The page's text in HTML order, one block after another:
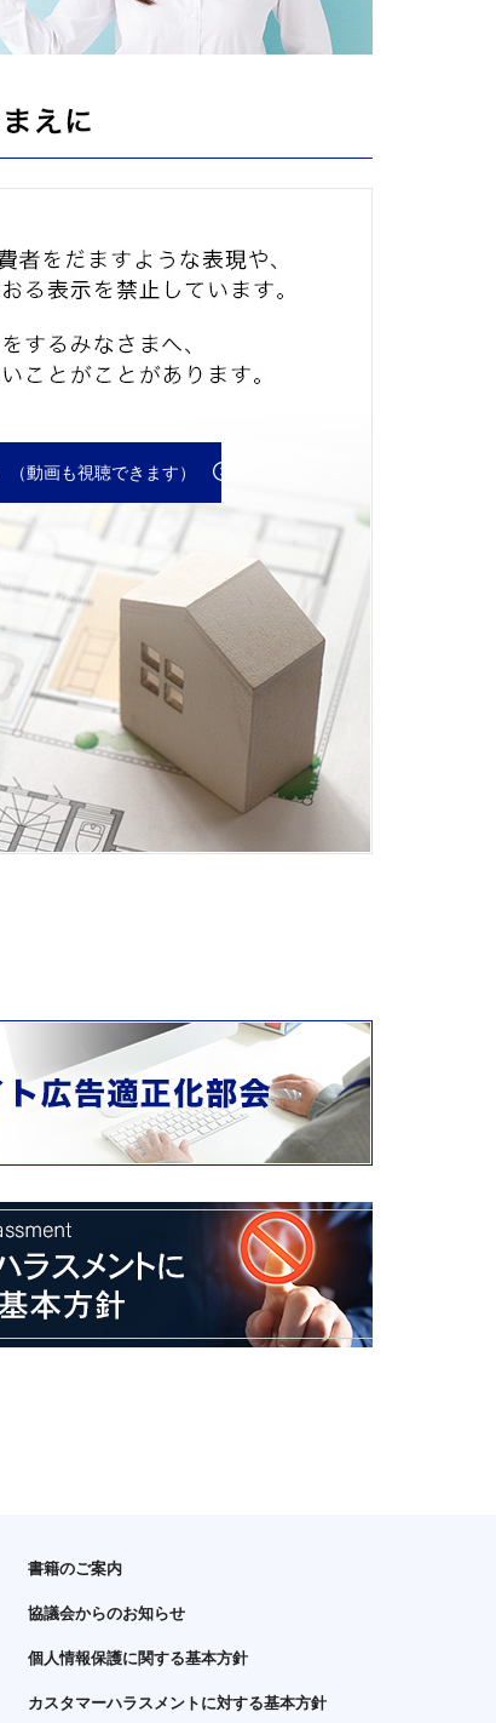
（動画も視聴できます）
書籍のご案内
協議会からのお知らせ
個人情報保護に関する基本方針
カスタマーハラスメントに対する基本方針